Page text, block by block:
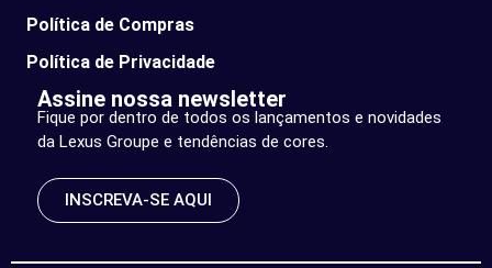
Política de Compras
Política de Privacidade
Assine nossa newsletter
Fique por dentro de todos os lançamentos e novidades
da Lexus Groupe e tendências de cores.
INSCREVA-SE AQUI